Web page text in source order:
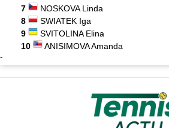
7
NOSKOVA Linda
8
SWIATEK Iga
9
SVITOLINA Elina
10
ANISIMOVA Amanda
-